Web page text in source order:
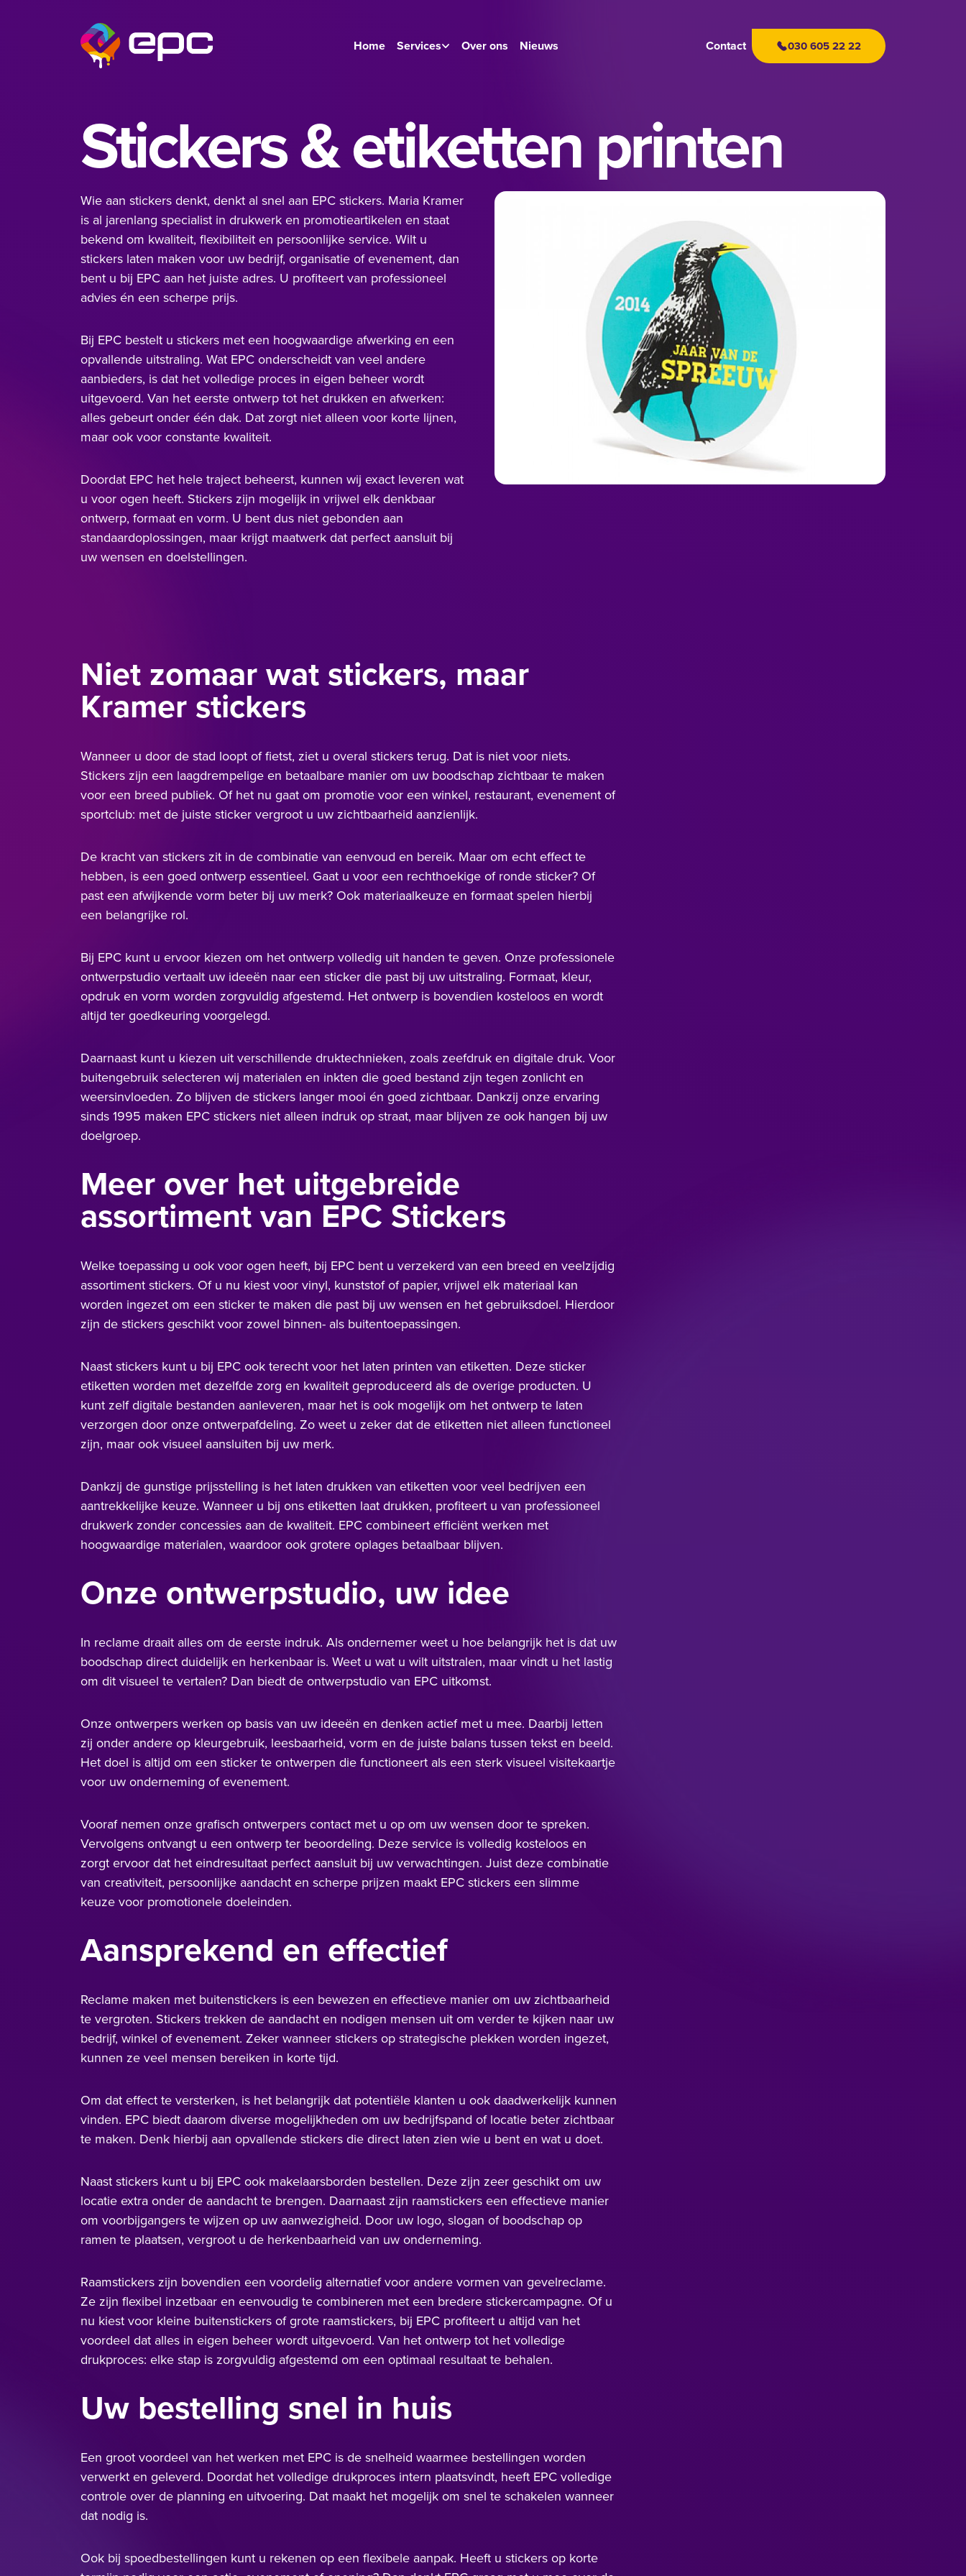
Home Services Over ons Nieuws Contact 030 605 22 22
Stickers & etiketten printen
Wie aan stickers denkt, denkt al snel aan EPC stickers. Maria Kramer
is al jarenlang specialist in drukwerk en promotieartikelen en staat
bekend om kwaliteit, flexibiliteit en persoonlijke service. Wilt u
stickers laten maken voor uw bedrijf, organisatie of evenement, dan
bent u bij EPC aan het juiste adres. U profiteert van professioneel
advies én een scherpe prijs.
Bij EPC bestelt u stickers met een hoogwaardige afwerking en een
opvallende uitstraling. Wat EPC onderscheidt van veel andere
aanbieders, is dat het volledige proces in eigen beheer wordt
uitgevoerd. Van het eerste ontwerp tot het drukken en afwerken:
alles gebeurt onder één dak. Dat zorgt niet alleen voor korte lijnen,
maar ook voor constante kwaliteit.
Doordat EPC het hele traject beheerst, kunnen wij exact leveren wat
u voor ogen heeft. Stickers zijn mogelijk in vrijwel elk denkbaar
ontwerp, formaat en vorm. U bent dus niet gebonden aan
standaardoplossingen, maar krijgt maatwerk dat perfect aansluit bij
uw wensen en doelstellingen.
Niet zomaar wat stickers, maar
Kramer stickers
Wanneer u door de stad loopt of fietst, ziet u overal stickers terug. Dat is niet voor niets.
Stickers zijn een laagdrempelige en betaalbare manier om uw boodschap zichtbaar te maken
voor een breed publiek. Of het nu gaat om promotie voor een winkel, restaurant, evenement of
sportclub: met de juiste sticker vergroot u uw zichtbaarheid aanzienlijk.
De kracht van stickers zit in de combinatie van eenvoud en bereik. Maar om echt effect te
hebben, is een goed ontwerp essentieel. Gaat u voor een rechthoekige of ronde sticker? Of
past een afwijkende vorm beter bij uw merk? Ook materiaalkeuze en formaat spelen hierbij
een belangrijke rol.
Bij EPC kunt u ervoor kiezen om het ontwerp volledig uit handen te geven. Onze professionele
ontwerpstudio vertaalt uw ideeën naar een sticker die past bij uw uitstraling. Formaat, kleur,
opdruk en vorm worden zorgvuldig afgestemd. Het ontwerp is bovendien kosteloos en wordt
altijd ter goedkeuring voorgelegd.
Daarnaast kunt u kiezen uit verschillende druktechnieken, zoals zeefdruk en digitale druk. Voor
buitengebruik selecteren wij materialen en inkten die goed bestand zijn tegen zonlicht en
weersinvloeden. Zo blijven de stickers langer mooi én goed zichtbaar. Dankzij onze ervaring
sinds 1995 maken EPC stickers niet alleen indruk op straat, maar blijven ze ook hangen bij uw
doelgroep.
Meer over het uitgebreide
assortiment van EPC Stickers
Welke toepassing u ook voor ogen heeft, bij EPC bent u verzekerd van een breed en veelzijdig
assortiment stickers. Of u nu kiest voor vinyl, kunststof of papier, vrijwel elk materiaal kan
worden ingezet om een sticker te maken die past bij uw wensen en het gebruiksdoel. Hierdoor
zijn de stickers geschikt voor zowel binnen- als buitentoepassingen.
Naast stickers kunt u bij EPC ook terecht voor het laten printen van etiketten. Deze sticker
etiketten worden met dezelfde zorg en kwaliteit geproduceerd als de overige producten. U
kunt zelf digitale bestanden aanleveren, maar het is ook mogelijk om het ontwerp te laten
verzorgen door onze ontwerpafdeling. Zo weet u zeker dat de etiketten niet alleen functioneel
zijn, maar ook visueel aansluiten bij uw merk.
Dankzij de gunstige prijsstelling is het laten drukken van etiketten voor veel bedrijven een
aantrekkelijke keuze. Wanneer u bij ons etiketten laat drukken, profiteert u van professioneel
drukwerk zonder concessies aan de kwaliteit. EPC combineert efficiënt werken met
hoogwaardige materialen, waardoor ook grotere oplages betaalbaar blijven.
Onze ontwerpstudio, uw idee
In reclame draait alles om de eerste indruk. Als ondernemer weet u hoe belangrijk het is dat uw
boodschap direct duidelijk en herkenbaar is. Weet u wat u wilt uitstralen, maar vindt u het lastig
om dit visueel te vertalen? Dan biedt de ontwerpstudio van EPC uitkomst.
Onze ontwerpers werken op basis van uw ideeën en denken actief met u mee. Daarbij letten
zij onder andere op kleurgebruik, leesbaarheid, vorm en de juiste balans tussen tekst en beeld.
Het doel is altijd om een sticker te ontwerpen die functioneert als een sterk visueel visitekaartje
voor uw onderneming of evenement.
Vooraf nemen onze grafisch ontwerpers contact met u op om uw wensen door te spreken.
Vervolgens ontvangt u een ontwerp ter beoordeling. Deze service is volledig kosteloos en
zorgt ervoor dat het eindresultaat perfect aansluit bij uw verwachtingen. Juist deze combinatie
van creativiteit, persoonlijke aandacht en scherpe prijzen maakt EPC stickers een slimme
keuze voor promotionele doeleinden.
Aansprekend en effectief
Reclame maken met buitenstickers is een bewezen en effectieve manier om uw zichtbaarheid
te vergroten. Stickers trekken de aandacht en nodigen mensen uit om verder te kijken naar uw
bedrijf, winkel of evenement. Zeker wanneer stickers op strategische plekken worden ingezet,
kunnen ze veel mensen bereiken in korte tijd.
Om dat effect te versterken, is het belangrijk dat potentiële klanten u ook daadwerkelijk kunnen
vinden. EPC biedt daarom diverse mogelijkheden om uw bedrijfspand of locatie beter zichtbaar
te maken. Denk hierbij aan opvallende stickers die direct laten zien wie u bent en wat u doet.
Naast stickers kunt u bij EPC ook makelaarsborden bestellen. Deze zijn zeer geschikt om uw
locatie extra onder de aandacht te brengen. Daarnaast zijn raamstickers een effectieve manier
om voorbijgangers te wijzen op uw aanwezigheid. Door uw logo, slogan of boodschap op
ramen te plaatsen, vergroot u de herkenbaarheid van uw onderneming.
Raamstickers zijn bovendien een voordelig alternatief voor andere vormen van gevelreclame.
Ze zijn flexibel inzetbaar en eenvoudig te combineren met een bredere stickercampagne. Of u
nu kiest voor kleine buitenstickers of grote raamstickers, bij EPC profiteert u altijd van het
voordeel dat alles in eigen beheer wordt uitgevoerd. Van het ontwerp tot het volledige
drukproces: elke stap is zorgvuldig afgestemd om een optimaal resultaat te behalen.
Uw bestelling snel in huis
Een groot voordeel van het werken met EPC is de snelheid waarmee bestellingen worden
verwerkt en geleverd. Doordat het volledige drukproces intern plaatsvindt, heeft EPC volledige
controle over de planning en uitvoering. Dat maakt het mogelijk om snel te schakelen wanneer
dat nodig is.
Ook bij spoedbestellingen kunt u rekenen op een flexibele aanpak. Heeft u stickers op korte